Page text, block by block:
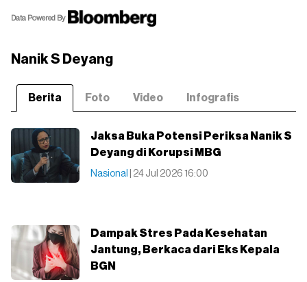
Data Powered By
Nanik S Deyang
Berita Foto Video Infografis
Jaksa Buka Potensi Periksa Nanik S
Deyang di Korupsi MBG
Nasional | 24 Jul 2026 16:00
Dampak Stres Pada Kesehatan
Jantung, Berkaca dari Eks Kepala
BGN